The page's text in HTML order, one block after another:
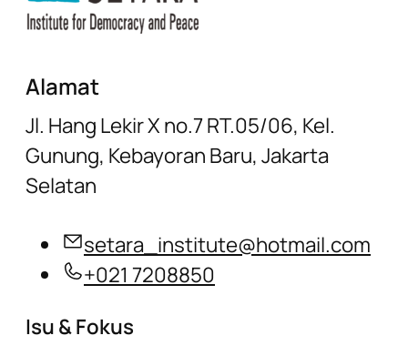
Alamat
Jl. Hang Lekir X no.7 RT.05/06, Kel.
Gunung, Kebayoran Baru, Jakarta
Selatan
setara_institute@hotmail.com
+021 7208850
Isu & Fokus